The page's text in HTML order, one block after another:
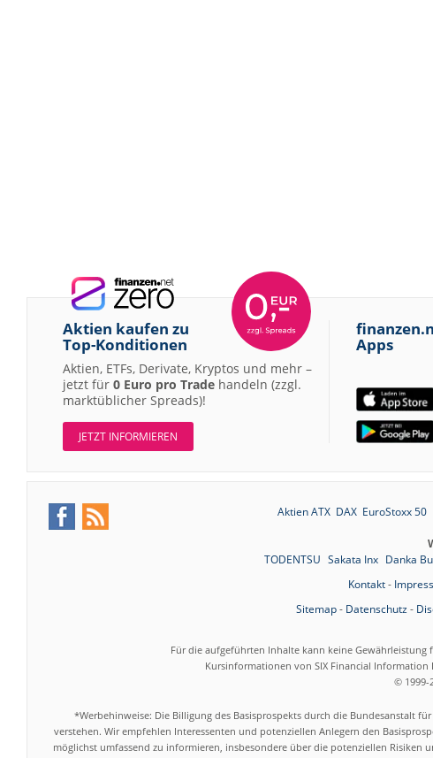
Aktien kaufen zu
Top-Konditionen
Aktien, ETFs, Derivate, Kryptos und mehr –
jetzt für 0 Euro pro Trade handeln (zzgl.
marktüblicher Spreads)!
JETZT INFORMIEREN
Apps
Aktien ATX DAX EuroStoxx 50
TODENTSU Sakata Inx Danka
Kontakt-
Sitemap- Datenschutz-
Für die aufgeführten Inhalte kann keine
Kursinformationen von SIX Financial Information
© 1999-
*Werbehinweise: Die Billigung des Basisprospekts durch die Bundesanstalt
verstehen. Wir empfehlen Interessenten und potenziellen Anlegern den
möglichst umfassend zu informieren, insbesondere über die potenziellen Risiken